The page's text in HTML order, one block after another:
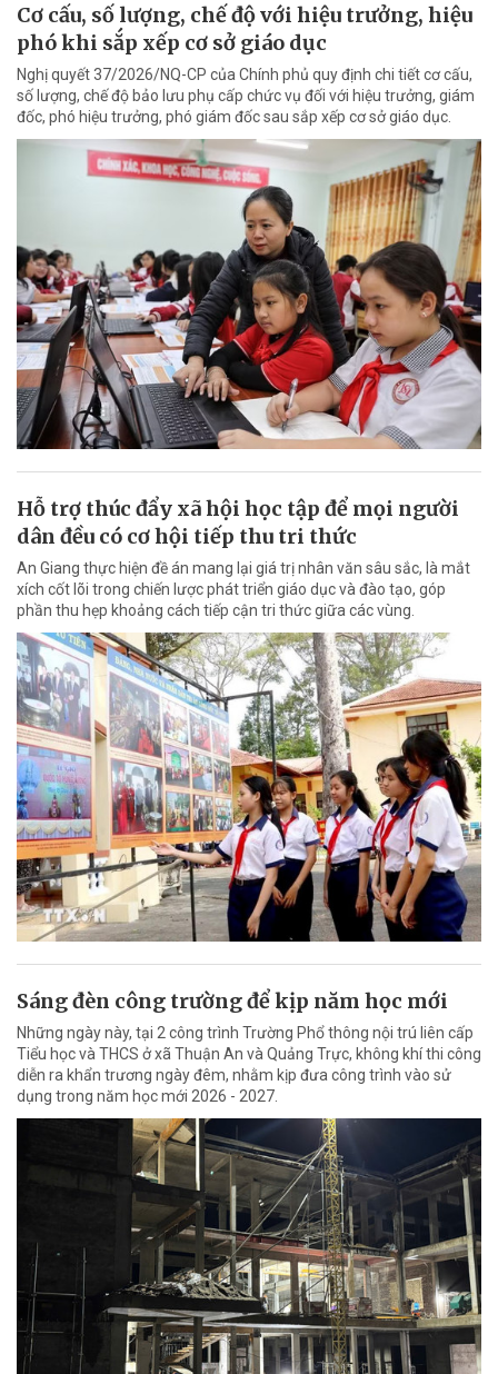
Cơ cấu, số lượng, chế độ với hiệu trưởng, hiệu
phó khi sắp xếp cơ sở giáo dục
Nghị quyết 37/2026/NQ-CP của Chính phủ quy định chi tiết cơ cấu,
số lượng, chế độ bảo lưu phụ cấp chức vụ đối với hiệu trưởng, giám
đốc, phó hiệu trưởng, phó giám đốc sau sắp xếp cơ sở giáo dục.
Hỗ trợ thúc đẩy xã hội học tập để mọi người
dân đều có cơ hội tiếp thu tri thức
An Giang thực hiện đề án mang lại giá trị nhân văn sâu sắc, là mắt
xích cốt lõi trong chiến lược phát triển giáo dục và đào tạo, góp
phần thu hẹp khoảng cách tiếp cận tri thức giữa các vùng.
Sáng đèn công trường để kịp năm học mới
Những ngày này, tại 2 công trình Trường Phổ thông nội trú liên cấp
Tiểu học và THCS ở xã Thuận An và Quảng Trực, không khí thi công
diễn ra khẩn trương ngày đêm, nhằm kịp đưa công trình vào sử
dụng trong năm học mới 2026 - 2027.